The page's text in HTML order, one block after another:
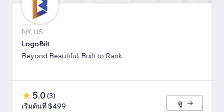
NY, US
LogoBilt
Beyond Beautiful, Built to Rank.
5.0 (3)
เริ่มต้นที่ $499
ดู